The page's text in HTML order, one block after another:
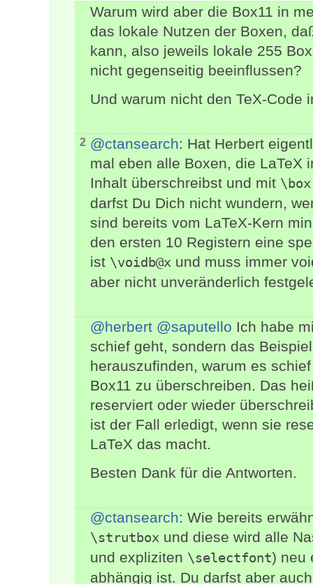
Warum wird aber die Box11 in
das lokale Nutzen der Boxen,
kann, also jeweils lokale 255
nicht gegenseitig beeinflussen?
Und warum nicht den TeX-Code
2 @ctansearch: Hat Herbert
mal eben alle Boxen, die LaTeX
Inhalt überschreibst und mit \box
darfst Du Dich nicht wundern,
sind bereits vom LaTeX-Kern
den ersten 10 Registern eine
ist \voidb@x und muss immer
aber nicht unveränderlich
@herbert @saputello Ich habe
schief geht, sondern das
herauszufinden, warum es
Box11 zu überschreiben. Das
reserviert oder wieder
ist der Fall erledigt, wenn sie
LaTeX das macht.
Besten Dank für die Antworten.
@ctansearch: Wie bereits
\strutbox und diese wird alle
und expliziten \selectfont) neu
abhängig ist. Du darfst aber